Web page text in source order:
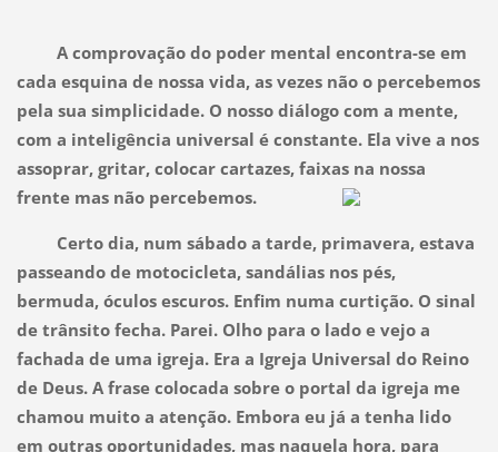
A comprovação do poder mental encontra-se em
cada esquina de nossa vida, as vezes não o percebemos
pela sua simplicidade. O nosso diálogo com a mente,
com a inteligência universal é constante. Ela vive a nos
assoprar, gritar, colocar cartazes, faixas na nossa
frente mas não percebemos.
Certo dia, num sábado a tarde, primavera, estava
passeando de motocicleta, sandálias nos pés,
bermuda, óculos escuros. Enfim numa curtição. O sinal
de trânsito fecha. Parei. Olho para o lado e vejo a
fachada de uma igreja. Era a Igreja Universal do Reino
de Deus. A frase colocada sobre o portal da igreja me
chamou muito a atenção. Embora eu já a tenha lido
em outras oportunidades, mas naquela hora, para